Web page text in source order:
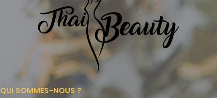
QUI SOMMES-NOUS ?